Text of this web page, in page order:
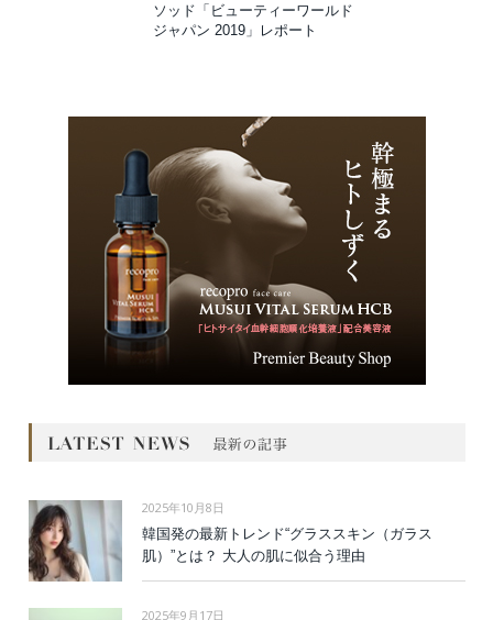
ソッド「ビューティーワールド
ジャパン 2019」レポート
2025年10月8日
韓国発の最新トレンド“グラススキン（ガラス
肌）”とは？ 大人の肌に似合う理由
2025年9月17日